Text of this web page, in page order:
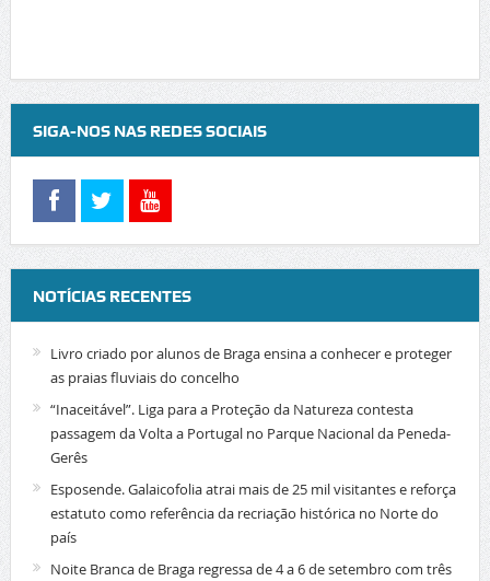
SIGA-NOS NAS REDES SOCIAIS
NOTÍCIAS RECENTES
Livro criado por alunos de Braga ensina a conhecer e proteger
as praias fluviais do concelho
“Inaceitável”. Liga para a Proteção da Natureza contesta
passagem da Volta a Portugal no Parque Nacional da Peneda-
Gerês
Esposende. Galaicofolia atrai mais de 25 mil visitantes e reforça
estatuto como referência da recriação histórica no Norte do
país
Noite Branca de Braga regressa de 4 a 6 de setembro com três